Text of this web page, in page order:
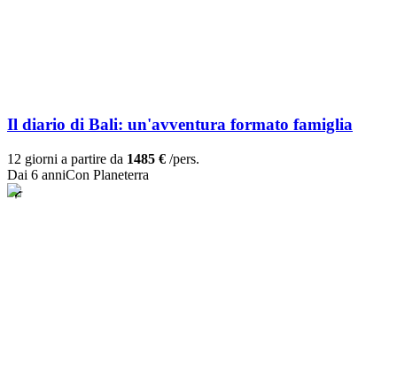
Il diario di Bali: un'avventura formato famiglia
12 giorni a partire da 1485 € /pers.
Dai 6 anniCon Planeterra